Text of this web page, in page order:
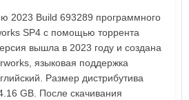
2023 Build 693289 программного
SP4 с помощью торрента
вышла в 2023 году и создана
языковая поддержка
Размер дистрибутива
GB. После скачивания